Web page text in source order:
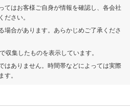
てはお客様ご自身が情報を確認し、各会社
さい。
場合があります。あらかじめご了承くださ
収集したものを表示しています。
はありません。時間帯などによっては実際
。